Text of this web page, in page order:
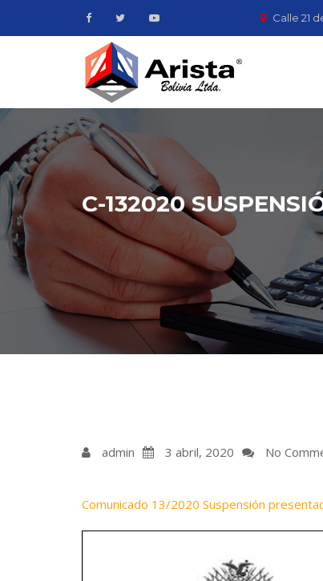
Calle 21
C-132020
admin 3 abril, 2020 No
Comunicado 13/2020 Suspensión